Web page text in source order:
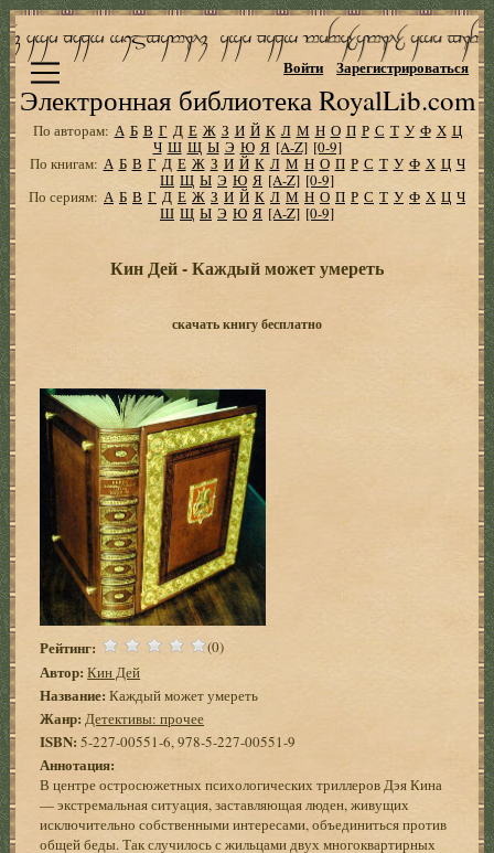
Электронная библиотека RoyalLib.com
Войти Зарегистрироваться
По авторам: А Б В Г Д Е Ж З И Й К Л М Н О П Р С Т У Ф Х Ц
Ч Ш Щ Ы Э Ю Я [A-Z] [0-9]
По книгам: А Б В Г Д Е Ж З И Й К Л М Н О П Р С Т У Ф Х Ц Ч
Ш Щ Ы Э Ю Я [A-Z] [0-9]
По сериям: А Б В Г Д Е Ж З И Й К Л М Н О П Р С Т У Ф Х Ц Ч
Ш Щ Ы Э Ю Я [A-Z] [0-9]
Кин Дей - Каждый может умереть
скачать книгу бесплатно
Рейтинг: (0)
Автор: Кин Дей
Название: Каждый может умереть
Жанр: Детективы: прочее
ISBN: 5-227-00551-6, 978-5-227-00551-9
Аннотация:
В центре остросюжетных психологических триллеров Дэя Кина
— экстремальная ситуация, заставляющая люден, живущих
исключительно собственными интересами, объединиться против
общей беды. Так случилось с жильцами двух многоквартирных